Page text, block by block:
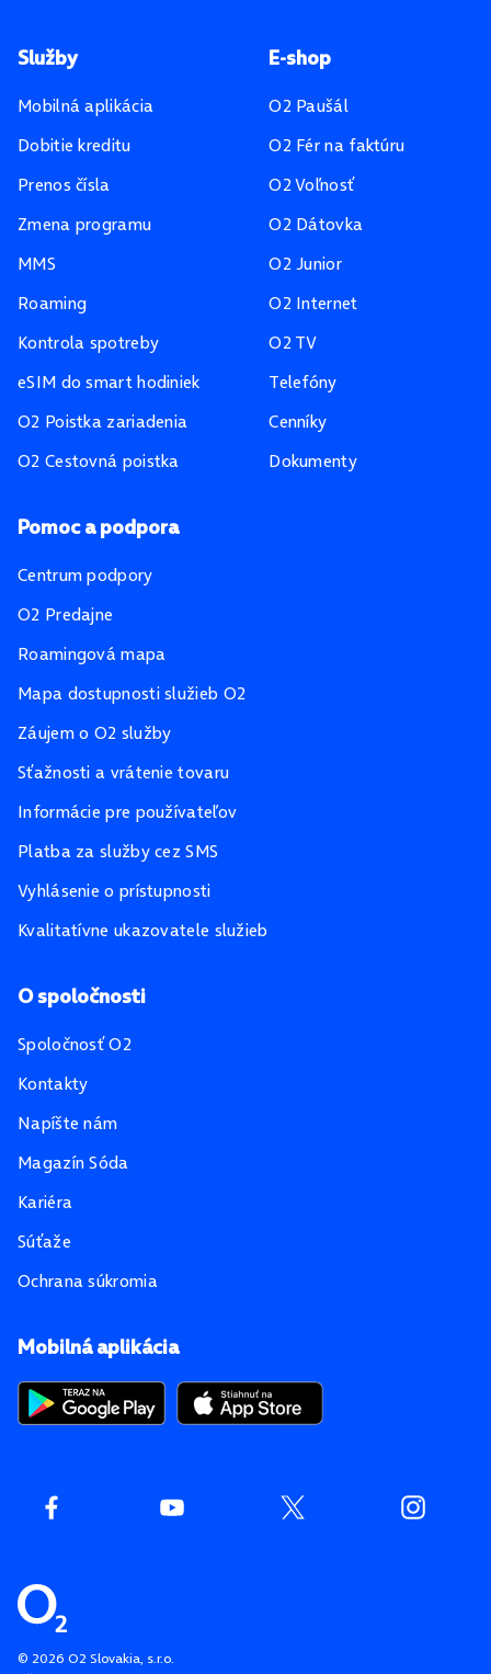
Pätička stránky
© 2026 O2 Slovakia, s.r.o.
Mobilná aplikácia
Služby
Mobilná aplikácia
Dobitie kreditu
Prenos čísla
Zmena programu
MMS
Roaming
Kontrola spotreby
eSIM do smart hodiniek
O2 Poistka zariadenia
O2 Cestovná poistka
E-shop
O2 Paušál
O2 Fér na faktúru
O2 Voľnosť
O2 Dátovka
O2 Junior
O2 Internet
O2 TV
Telefóny
Cenníky
Dokumenty
Pomoc a podpora
Centrum podpory
O2 Predajne
Roamingová mapa
Mapa dostupnosti služieb O2
Záujem o O2 služby
Sťažnosti a vrátenie tovaru
Informácie pre používateľov
Platba za služby cez SMS
Vyhlásenie o prístupnosti
Kvalitatívne ukazovatele služieb
O spoločnosti
Spoločnosť O2
Kontakty
Napíšte nám
Magazín Sóda
Kariéra
Súťaže
Ochrana súkromia